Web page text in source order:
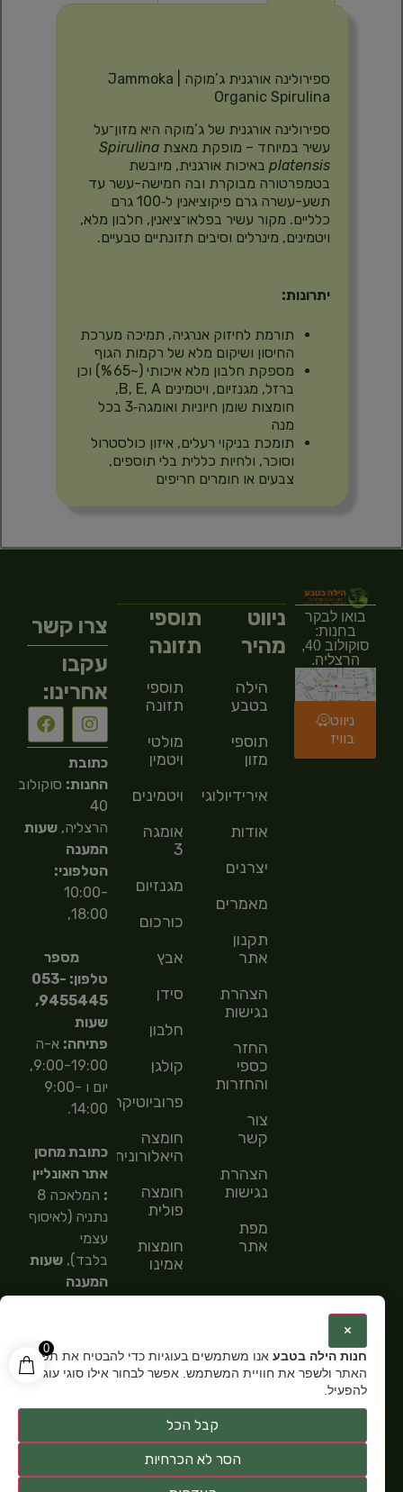
0
ספירולינה אורגנית ג’מוקה | Jammoka
Organic Spirulina
ספירולינה אורגנית של ג’מוקה היא מזון־על
עשיר במיוחד – מופקת מאצתSpirulina
platensis באיכות אורגנית, מיובשת
בטמפרטורה מבוקרת ובה חמישה-עשר עד
תשע-עשרה גרם פיקוציאנין ל‑100 גרם
כלליים. מקור עשיר בפלאו־ציאנין, חלבון מלא,
ויטמינים, מינרלים וסיבים תזונתיים טבעיים.
יתרונות:
תורמת לחיזוק אנרגיה, תמיכה מערכת
החיסון ושיקום מלא של רקמות הגוף
מספקת חלבון מלא איכותי (~65 %) וכן
ברזל, מגנזיום, ויטמינים B, E, A,
חומצות שומן חיוניות ואומגה‑3 בכל
מנה
תומכת בניקוי רעלים, איזון כולסטרול
וסוכר, ולחיות כללית בלי תוספים,
צבעים או חומרים חריפים
בואו לבקר
בחנות:
סוקולוב 40,
הרצליה.
ניווט
בוויז
ניווט
מהיר
הילה
בטבע
תוספי
מזון
אירידיולוגיה
אודות
יצרנים
מאמרים
תקנון
אתר
הצהרת
נגישות
החזר
כספי
והחזרות
צור
קשר
הצהרת
נגישות
מפת
אתר
תוספי
תזונה
תוספי
תזונה
מולטי
ויטמין
ויטמינים
אומגה
3
מגנזיום
כורכום
אבץ
סידן
חלבון
קולגן
פרוביוטיקה
חומצה
היאלורונית
חומצה
פולית
חומצות
אמינו
חומצות
צרו קשר
עקבו
אחרינו:
כתובת
החנות: סוקולוב
40
הרצליה,שעות
המענה
הטלפוני:
10:00-
18:00,
מספר
טלפון: 053-
9455445,
שעות
פתיחה: א-ה
9:00-19:00,
יום ו 9:00-
14:00.
כתובת מחסן
אתר האונליין
:
המלאכה 8
נתניה (לאיסוף
עצמי
בלבד),שעות
המענה
מספר
טלפון: 054-
פתיחה:א-ה
×
חנות הילה בטבע אנו משתמשים בעוגיות כדי להבטיח את תפקוד
האתר ולשפר את חוויית המשתמש. אפשר לבחור אילו סוגי עוגיות
להפעיל.
קבל הכל
הסר לא הכרחיות